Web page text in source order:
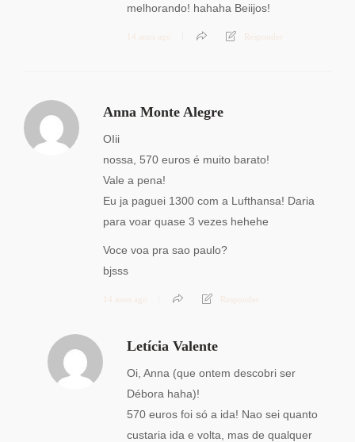
melhorando! hahaha Beiijos!
14 anos ago Responder
Anna Monte Alegre
OIii
nossa, 570 euros é muito barato!
Vale a pena!
Eu ja paguei 1300 com a Lufthansa! Daria
para voar quase 3 vezes hehehe
Voce voa pra sao paulo?
bjsss
14 anos ago Responder
Letícia Valente
Oi, Anna (que ontem descobri ser
Débora haha)!
570 euros foi só a ida! Nao sei quanto
custaria ida e volta, mas de qualquer